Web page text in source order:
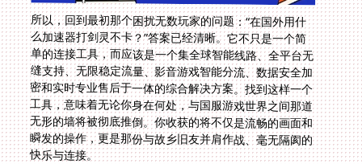
所以，回到最初那个困扰无数玩家的问题：“在国外用什
么加速器打剑灵不卡？”答案已经清晰。它不只是一个简
单的连接工具，而应该是一个集全球智能线路、全平台无
缝支持、无限稳定流量、影音游戏智能分流、数据安全加
密和实时专业售后于一体的综合解决方案。找到这样一个
工具，意味着无论你身在何处，与国服游戏世界之间那道
无形的墙将被彻底推倒。你收获的将不仅是流畅的画面和
瞬发的操作，更是那份与故乡旧友并肩作战、毫无隔阂的
快乐与连接。